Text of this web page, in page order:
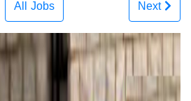
All Jobs Next